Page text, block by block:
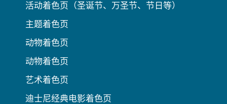
活动着色页（圣诞节、万圣节、节日等）
主题着色页
动物着色页
动物着色页
艺术着色页
迪士尼经典电影着色页